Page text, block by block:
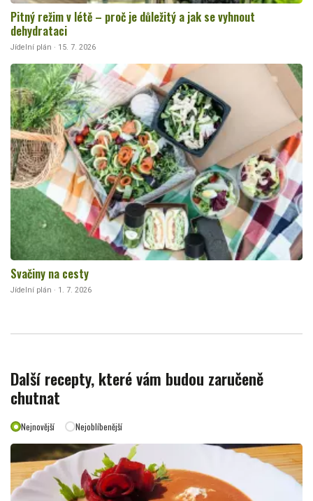
Pitný režim v létě – proč je důležitý a jak se vyhnout
dehydrataci
Jídelní plán · 15. 7. 2026
Svačiny na cesty
Jídelní plán · 1. 7. 2026
Další recepty, které vám budou zaručeně
chutnat
Nejnovější Nejoblíbenější